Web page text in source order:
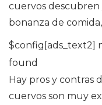
cuervos
bonanza de
$config[ads_text2]
found
Hay pros y contras
cuervos son muy